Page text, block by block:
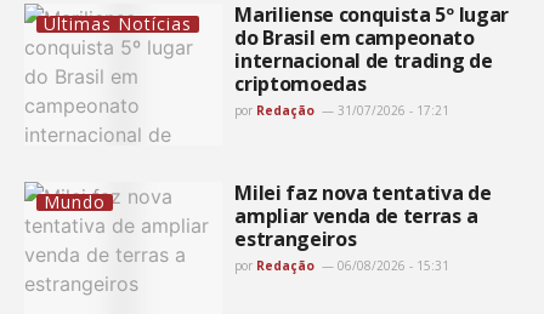
Últimas Notícias
Mariliense conquista 5º lugar
do Brasil em campeonato
internacional de trading de
criptomoedas
por Redação 31/07/2026 - 17:21
Mundo
Milei faz nova tentativa de
ampliar venda de terras a
estrangeiros
por Redação 06/08/2026 - 15:31